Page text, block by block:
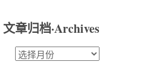
文章归档·Archives